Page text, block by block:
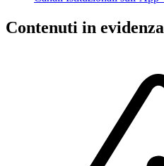
Contenuti in evidenza